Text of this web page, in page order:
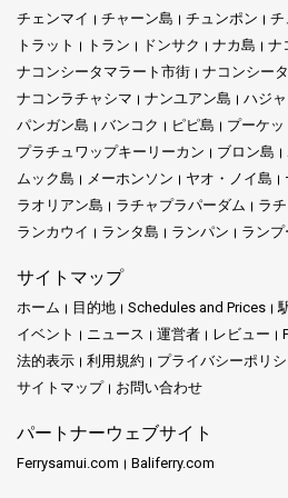
チェンマイ
チャーン島 チュンポン チ
トラット
トラン ドンサク ナカ島
ナ
ナコンシータマラート市街
ナコンシー
ナコンラチャシマ
ナンユアン島 ハジャ
パンガン島
バンコク ピピ島 プーケッ
プラチュワップキーリーカン
ブロン島
ムック島
メーホンソン ヤオ・ノイ島
ラオリアン島
ラチャプラパーダム ラ
ランカウイ
ランタ島 ランパン ランプ
サイトマップ
ホーム 目的地 Schedules and Prices
イベント
ニュース 運営者 レビュー
法的表示
利用規約 プライバシーポリ
サイトマップ
お問い合わせ
パートナーウェブサイト
Ferrysamui.com Baliferry.com